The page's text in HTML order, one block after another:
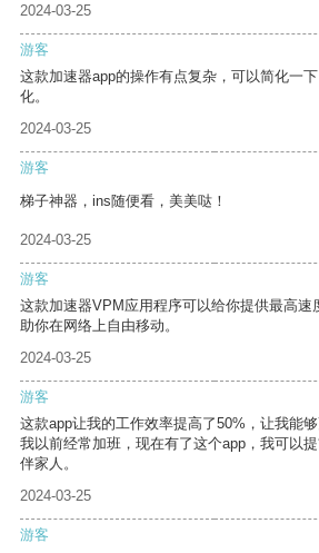
2024-03-25
游客
这款加速器app的操作有点复杂，可以简化一
化。
2024-03-25
游客
梯子神器，ins随便看，美美哒！
2024-03-25
游客
这款加速器VPM应用程序可以给你提供最高速
助你在网络上自由移动。
2024-03-25
游客
这款app让我的工作效率提高了50%，让我能够
我以前经常加班，现在有了这个app，我可以
伴家人。
2024-03-25
游客